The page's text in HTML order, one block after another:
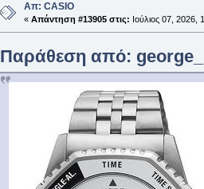
Απ: CASIO
« Απάντηση #13905 στις: Ιούλιος 07, 2026,
Παράθεση από: george_